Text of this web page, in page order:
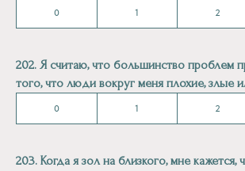
0 1 2
202. Я считаю, что большинство проблем
того, что люди вокруг меня плохие, злые
0 1 2
203. Когда я зол на близкого, мне кажется,